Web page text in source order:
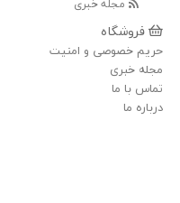
مجله خبری
فروشگاه
حریم خصوصی و امنیت
مجله خبری
تماس با ما
درباره ما